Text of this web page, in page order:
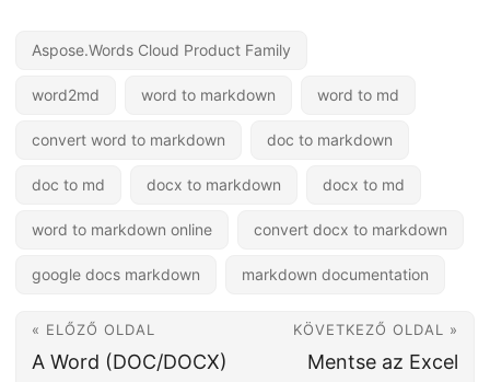
Aspose.Words Cloud Product Family
word2md word to markdown word to md
convert word to markdown doc to markdown
doc to md docx to markdown docx to md
word to markdown online convert docx to markdown
google docs markdown markdown documentation
« ELŐZŐ OLDAL
A Word (DOC/DOCX)
KÖVETKEZŐ OLDAL »
Mentse az Excel